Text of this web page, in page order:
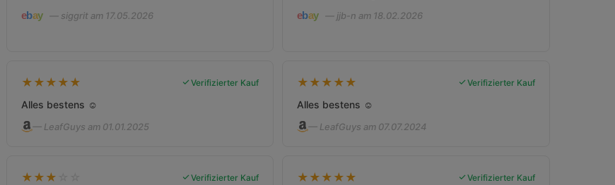
— siggrit am 17.05.2026 — jjb-n am 18.02.2026
★ ★ ★ ★ ★ Verifizierter Kauf
Alles bestens ☺️
— LeafGuys am 01.01.2025
★ ★ ★ ★ ★ Verifizierter Kauf
Alles bestens ☺️
— LeafGuys am 07.07.2024
★ ★ ★ Verifizierter Kauf ★ ★ ★ ★ ★ Verifizierter Kauf